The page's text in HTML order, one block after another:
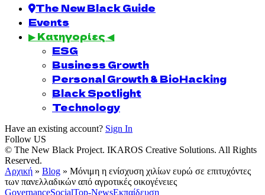
The New Black Guide
Events
▶ Κατηγορίες ◀
ESG
Business Growth
Personal Growth & BioHacking
Black Spotlight
Technology
Have an existing account? Sign In
Follow US
© The New Black Project. IKAROS Creative Solutions. All Rights
Reserved.
Αρχική » Blog » Μόνιμη η ενίσχυση χιλίων ευρώ σε επιτυχόντες
των πανελλαδικών από αγροτικές οικογένειες
GovernanceSocialTop-NewsΕκπαίδευση